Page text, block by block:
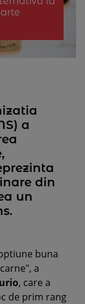
a
din
un
buna
a
, care a
de prim rang